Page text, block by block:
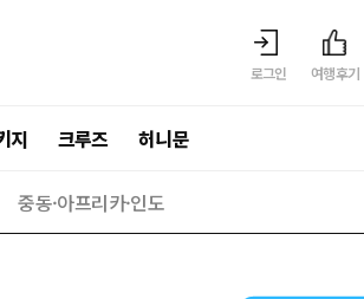
로그인 여행후기
지 크루즈 허니문
중동·아프리카·인도